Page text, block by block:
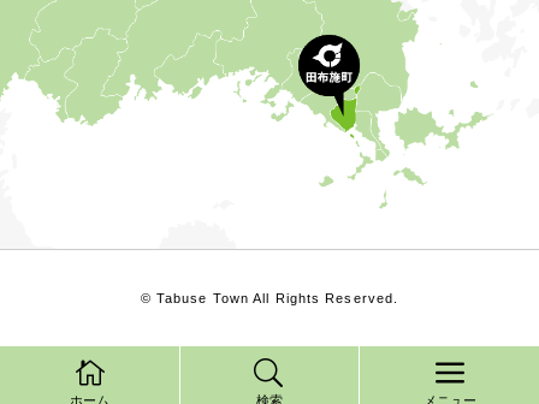
ホーム 検索 メニュー
© Tabuse Town All Rights Reserved.